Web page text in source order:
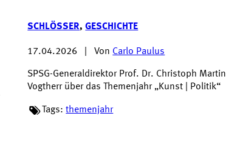
SCHLÖSSER,GESCHICHTE
17.04.2026 Von Carlo Paulus
SPSG-Generaldirektor Prof. Dr. Christoph Martin
Vogtherr über das Themenjahr „Kunst | Politik“
Tags: themenjahr